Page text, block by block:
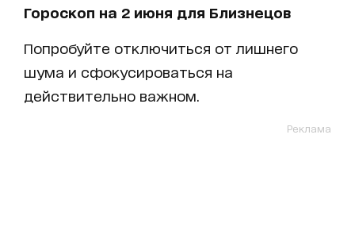
Гороскоп на 2 июня для Близнецов
Попробуйте отключиться от лишнего
шума и сфокусироваться на
действительно важном.
Реклама